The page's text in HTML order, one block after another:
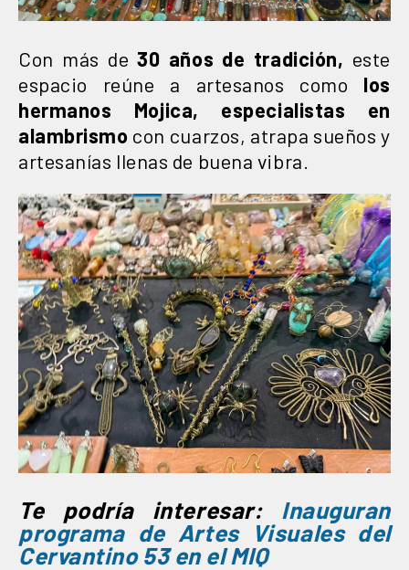
Con más de30 años de tradición, este
espacio reúne a artesanos como los
hermanos Mojica, especialistas en
alambrismo con cuarzos, atrapa sueños y
artesanías llenas de buena vibra.
Te podría interesar: Inauguran
programa de Artes Visuales del
Cervantino 53 en el MIQ